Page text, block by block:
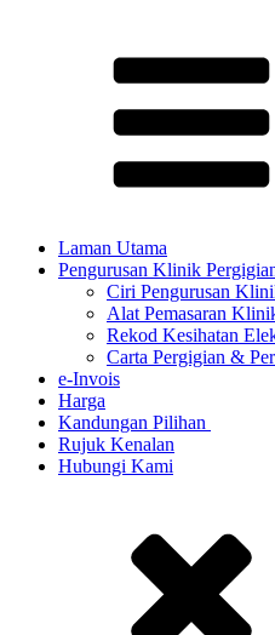
Laman Utama
Pengurusan Klinik
Ciri Pengurusan
Alat Pemasaran
Rekod Kesihatan
Carta Pergigian &
e-Invois
Harga
Kandungan Pilihan ​
Rujuk Kenalan
Hubungi Kami